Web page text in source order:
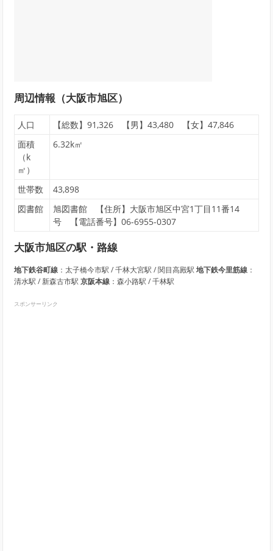
周辺情報（大阪市旭区）
人口
【総数】91,326 【男】43,480 【女】47,846
面積
（k
㎡）
6.32k㎡
世帯数
43,898
図書館
旭図書館 【住所】大阪市旭区中宮1丁目11番14
号 【電話番号】06-6955-0307
大阪市旭区の駅・路線
地下鉄谷町線：太子橋今市駅 / 千林大宮駅 / 関目高殿駅 地下鉄今里筋線：
清水駅 / 新森古市駅 京阪本線：森小路駅 / 千林駅
スポンサーリンク